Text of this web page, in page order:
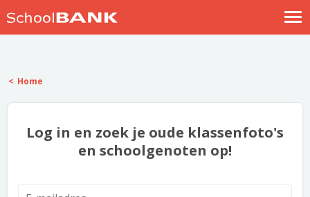
Help
Home
Log in en zoek je oude klassenfoto's
en schoolgenoten op!